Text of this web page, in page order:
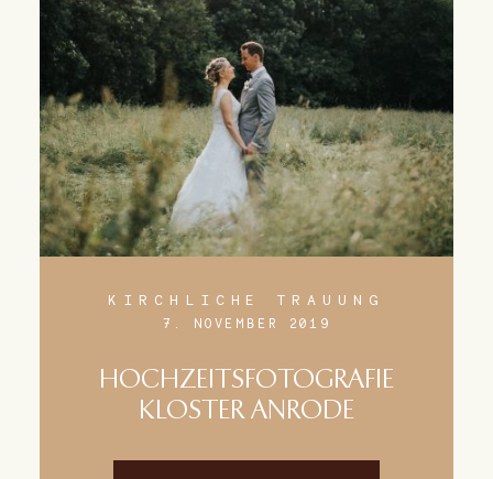
KIRCHLICHE TRAUUNG
7. NOVEMBER 2019
HOCHZEITSFOTOGRAFIE
KLOSTER ANRODE